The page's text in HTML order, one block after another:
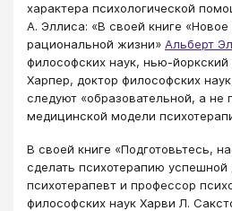
характера психологической
А. Эллиса: «В своей книге «Новое
рациональной жизни» Альберт
философских наук, нью-йоркский
Харпер, доктор философских
следуют «образовательной, а не
медицинской модели
В своей книге «Подготовьтесь,
сделать психотерапию успешной
психотерапевт и профессор
философских наук Харви Л.